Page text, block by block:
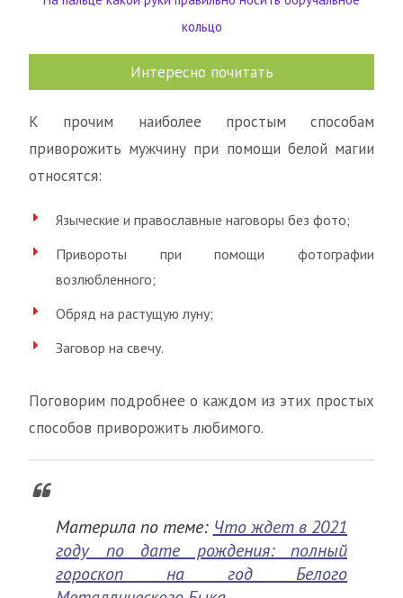
кольцо
Интересно почитать
К прочим наиболее простым способам
приворожить мужчину при помощи белой магии
относятся:
Языческие и православные наговоры без фото;
Привороты при помощи фотографии
возлюбленного;
Обряд на растущую луну;
Заговор на свечу.
Поговорим подробнее о каждом из этих простых
способов приворожить любимого.
Материла по теме: Что ждет в 2021
году по дате рождения: полный
гороскоп на год Белого